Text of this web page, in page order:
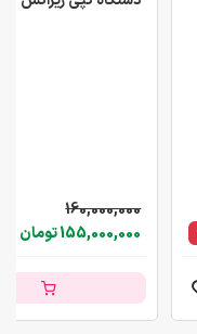
160,000,000
155,000,000 تومان